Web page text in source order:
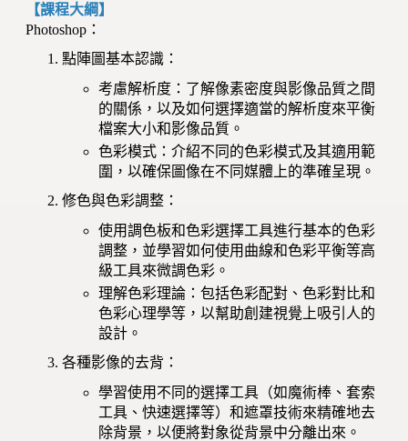
【課程大綱】
Photoshop：
點陣圖基本認識：
考慮解析度：了解像素密度與影像品質之間
的關係，以及如何選擇適當的解析度來平衡
檔案大小和影像品質。
色彩模式：介紹不同的色彩模式及其適用範
圍，以確保圖像在不同媒體上的準確呈現。
修色與色彩調整：
使用調色板和色彩選擇工具進行基本的色彩
調整，並學習如何使用曲線和色彩平衡等高
級工具來微調色彩。
理解色彩理論：包括色彩配對、色彩對比和
色彩心理學等，以幫助創建視覺上吸引人的
設計。
各種影像的去背：
學習使用不同的選擇工具（如魔術棒、套索
工具、快速選擇等）和遮罩技術來精確地去
除背景，以便將對象從背景中分離出來。